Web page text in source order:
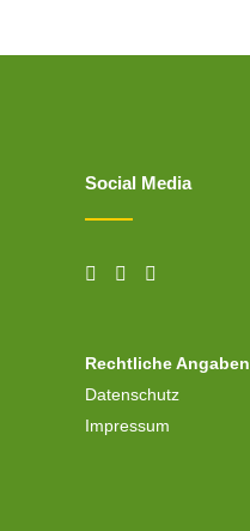
Social Media
Rechtliche Angaben
Datenschutz
Impressum